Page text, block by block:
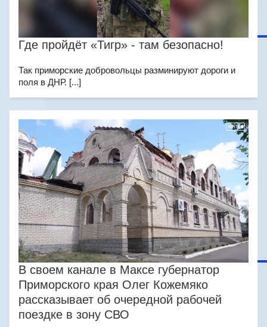
Где пройдёт «Тигр» - там безопасно!
Так приморские добровольцы разминируют дороги и
поля в ДНР. [...]
В своем канале в Максе губернатор
Приморского края Олег Кожемяко
рассказывает об очередной рабочей
поездке в зону СВО